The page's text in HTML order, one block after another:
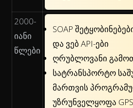
2000-
იანი
წლები
SOAP
და ვებ API-ები
ღრუბლოვანი
სატრანსპორტო
მართვის
უზრუნველყოფა GPS